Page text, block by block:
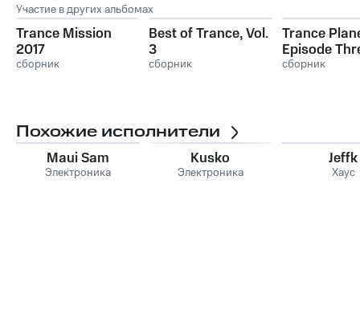
Участие в других альбомах
Trance Mission
2017
сборник
Best of Trance, Vol.
3
сборник
Trance
Episode
сборник
Похожие исполнители
Maui Sam
Электроника
Kusko
Электроника
Jeffk
Хаус